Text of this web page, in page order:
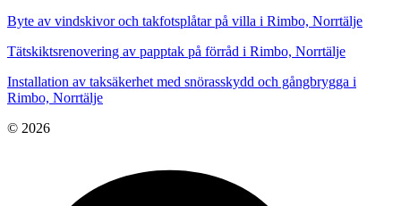
Byte av vindskivor och takfotsplåtar på villa i Rimbo, Norrtälje
Tätskiktsrenovering av papptak på förråd i Rimbo, Norrtälje
Installation av taksäkerhet med snörasskydd och gångbrygga i
Rimbo, Norrtälje
© 2026